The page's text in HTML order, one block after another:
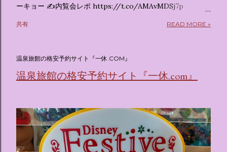
ーキョー ✍️内覧会レポ https://t.co/AMAvMDSj7p
pic.twitter.com/sKx7uXeXHW — オリコンニュース
(@oricon) July 14, 2026 ホテルフローリア トーキョー
はなく、2026年7月15日から東京・新宿でスタートする サン
リオキャラクターズの体験型・没入型展示イベント の名称で
陸となります。 まるで本当にラグジュアリーホテルにチェッ
クインしてルームツアーを楽しむような、特別な空間が演出
されています。その魅力をいくつかのかたまりに分けてご紹
介します。 🔑 1. コンセプトは「サンリオキャラが考える夢
共有 READ MORE »
温泉旅館の格安予約サイト『一休.COM』
温泉旅館の格安予約サイト『一休.com』